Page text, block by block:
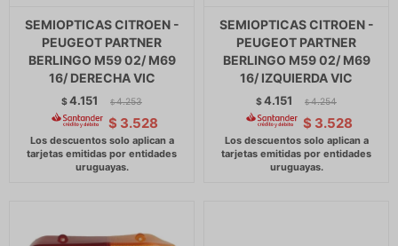
SEMIOPTICAS CITROEN -
PEUGEOT PARTNER
BERLINGO M59 02/ M69
16/ DERECHA VIC
$4.151 $ 4.253
$ 3.528
SEMIOPTICAS CITROEN -
PEUGEOT PARTNER
BERLINGO M59 02/ M69
16/ IZQUIERDA VIC
$4.151 $ 4.254
$ 3.528